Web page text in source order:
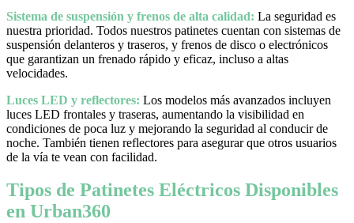
Sistema de suspensión y frenos de alta calidad: La seguridad es
nuestra prioridad. Todos nuestros patinetes cuentan con sistemas de
suspensión delanteros y traseros, y frenos de disco o electrónicos
que garantizan un frenado rápido y eficaz, incluso a altas
velocidades.
Luces LED y reflectores: Los modelos más avanzados incluyen
luces LED frontales y traseras, aumentando la visibilidad en
condiciones de poca luz y mejorando la seguridad al conducir de
noche. También tienen reflectores para asegurar que otros usuarios
de la vía te vean con facilidad.
Tipos de Patinetes Eléctricos Disponibles
en Urban360